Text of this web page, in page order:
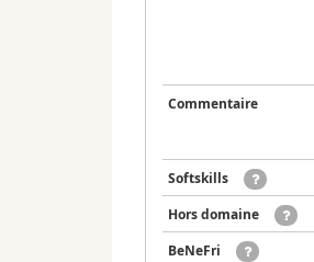
Commentaire
Softskills
Hors domaine
BeNeFri